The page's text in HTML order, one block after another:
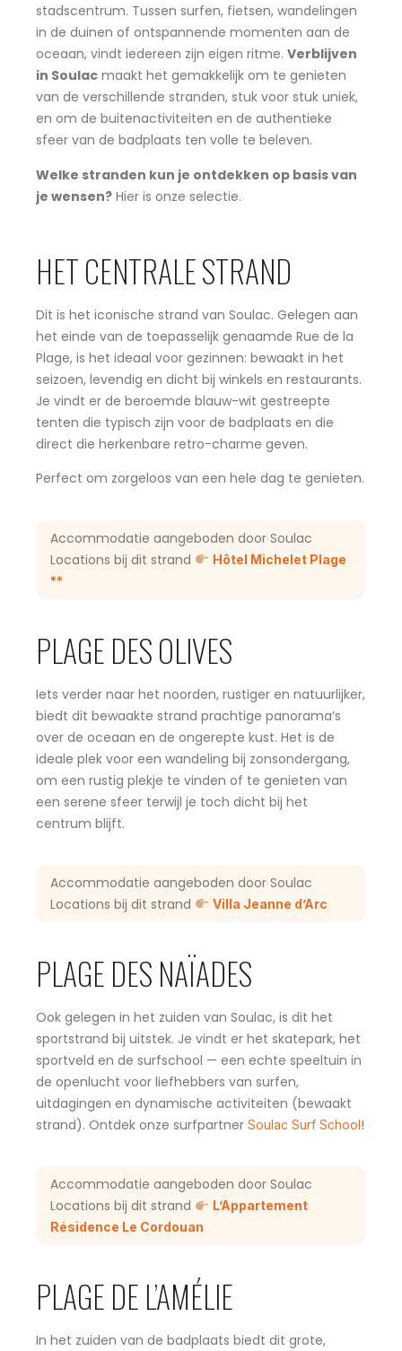
stadscentrum. Tussen surfen, fietsen, wandelingen
in de duinen of ontspannende momenten aan de
oceaan, vindt iedereen zijn eigen ritme. Verblijven
in Soulac maakt het gemakkelijk om te genieten
van de verschillende stranden, stuk voor stuk uniek,
en om de buitenactiviteiten en de authentieke
sfeer van de badplaats ten volle te beleven.
Welke stranden kun je ontdekken op basis van
je wensen? Hier is onze selectie.
HET CENTRALE STRAND
Dit is het iconische strand van Soulac. Gelegen aan
het einde van de toepasselijk genaamde Rue de la
Plage, is het ideaal voor gezinnen: bewaakt in het
seizoen, levendig en dicht bij winkels en restaurants.
Je vindt er de beroemde blauw-wit gestreepte
tenten die typisch zijn voor de badplaats en die
direct die herkenbare retro-charme geven.
Perfect om zorgeloos van een hele dag te genieten.
Accommodatie aangeboden door Soulac
Locations bij dit strand
Hôtel Michelet Plage
**
PLAGE DES OLIVES
Iets verder naar het noorden, rustiger en natuurlijker,
biedt dit bewaakte strand prachtige panorama’s
over de oceaan en de ongerepte kust. Het is de
ideale plek voor een wandeling bij zonsondergang,
om een rustig plekje te vinden of te genieten van
een serene sfeer terwijl je toch dicht bij het
centrum blijft.
Accommodatie aangeboden door Soulac
Locations bij dit strand
Villa Jeanne d’Arc
PLAGE DES NAÏADES
Ook gelegen in het zuiden van Soulac, is dit het
sportstrand bij uitstek. Je vindt er het skatepark, het
sportveld en de surfschool — een echte speeltuin in
de openlucht voor liefhebbers van surfen,
uitdagingen en dynamische activiteiten (bewaakt
strand). Ontdek onze surfpartner Soulac Surf School!
Accommodatie aangeboden door Soulac
Locations bij dit strand
L’Appartement
Résidence Le Cordouan
PLAGE DE L’AMÉLIE
In het zuiden van de badplaats biedt dit grote,